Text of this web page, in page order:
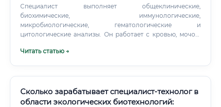
Специалист выполняет общеклинические,
биохимические, иммунологические,
микробиологические, гематологические и
цитологические анализы. Он работает с кровью, мочой,
тканей и другими биоматериалами. Современные
другими сложными приборами.
Читать статью →
Сколько зарабатывает специалист-технолог в
области экологических биотехнологий: